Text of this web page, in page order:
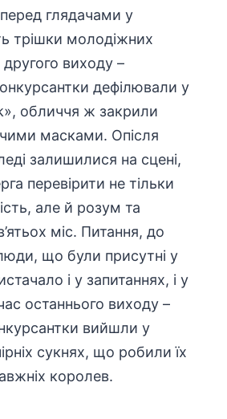
глядачами у
трішки молодіжних
виходу –
дефілювали у
обличчя ж закрили
масками. Опісля
залишилися на сцені,
перевірити не тільки
але й розум та
міс. Питання, до
що були присутні у
і у запитаннях, і у
час останнього виходу –
вийшли у
сукнях, що робили їх
королев.